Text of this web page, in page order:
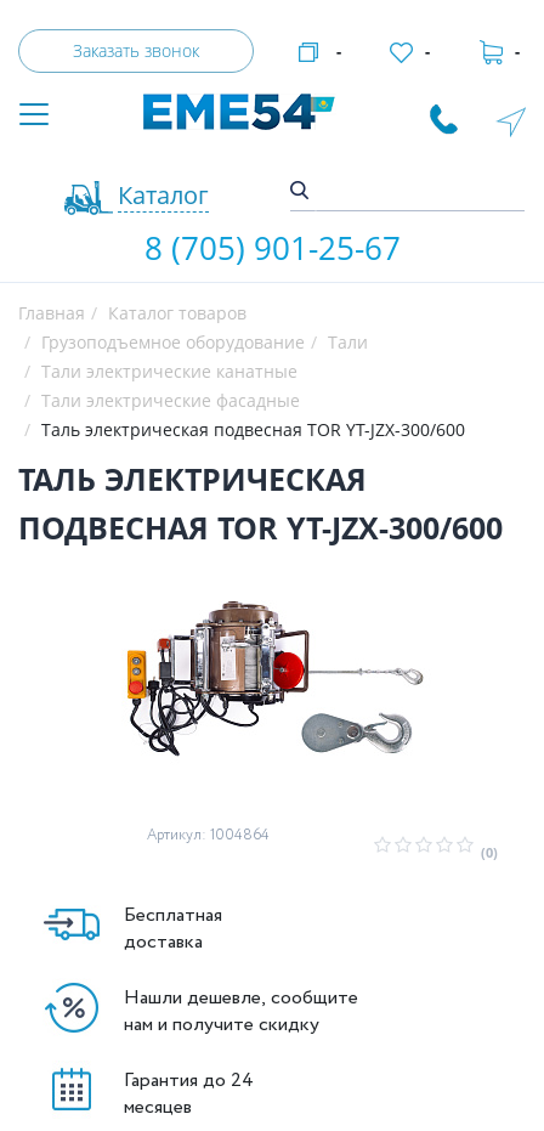
Заказать звонок
Каталог
- - -
8 (705) 901-25-67
Главная
Каталог товаров
Грузоподъемное оборудование
Тали
Тали электрические канатные
Тали электрические фасадные
Таль электрическая подвесная TOR YT-JZX-300/600
ТАЛЬ ЭЛЕКТРИЧЕСКАЯ
ПОДВЕСНАЯ TOR YT-JZX-300/600
Артикул: 1004864
(0)
Бесплатная
доставка
Нашли дешевле, сообщите
нам и получите скидку
Гарантия до 24
месяцев